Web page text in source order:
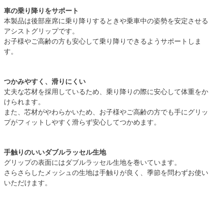
車の乗り降りをサポート
本製品は後部座席に乗り降りするときや乗車中の姿勢を安定させる
アシストグリップです。
お子様やご高齢の方も安心して乗り降りできるようサポートしま
す。
つかみやすく、滑りにくい
丈夫な芯材を採用しているため、乗り降りの際に安心して体重をか
けられます。
また、芯材がやわらかいため、お子様やご高齢の方でも手にグリッ
プがフィットしやすく滑らず安心してつかめます。
手触りのいいダブルラッセル生地
グリップの表面にはダブルラッセル生地を巻いています。
さらさらしたメッシュの生地は手触りが良く、季節を問わずお使い
いただけます。